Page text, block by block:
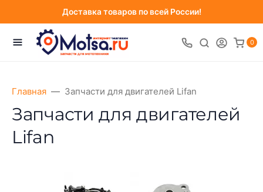
Доставка товаров по всей России!
0
Главная Запчасти для двигателей Lifan
Запчасти для двигателей
Lifan